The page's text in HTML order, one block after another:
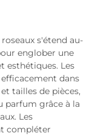
s'étend au-
englober une
esthétiques. Les
dans
tailles de pièces,
parfum grâce à la
Les
compléter